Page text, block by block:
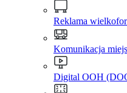
Reklama
Komunikacja
Digital OOH